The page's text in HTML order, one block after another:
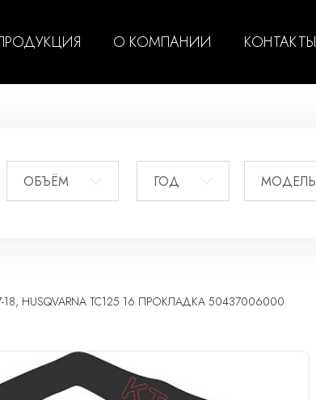
О КОМПАНИИ КОНТАКТЫ
ОБЪЁМ ГОД МОДЕЛЬ
18, HUSQVARNA TC125 16 ПРОКЛАДКА 50437006000